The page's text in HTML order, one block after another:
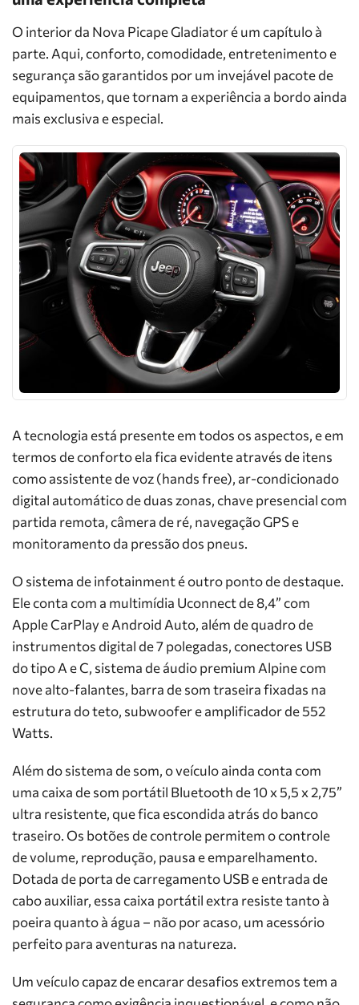
O interior da Nova Picape Gladiator é um capítulo à
parte. Aqui, conforto, comodidade, entretenimento e
segurança são garantidos por um invejável pacote de
equipamentos, que tornam a experiência a bordo ainda
mais exclusiva e especial.
A tecnologia está presente em todos os aspectos, e em
termos de conforto ela fica evidente através de itens
como assistente de voz (hands free), ar-condicionado
digital automático de duas zonas, chave presencial com
partida remota, câmera de ré, navegação GPS e
monitoramento da pressão dos pneus.
O sistema de infotainment é outro ponto de destaque.
Ele conta com a multimídia Uconnect de 8,4” com
Apple CarPlay e Android Auto, além de quadro de
instrumentos digital de 7 polegadas, conectores USB
do tipo A e C, sistema de áudio premium Alpine com
nove alto-falantes, barra de som traseira fixadas na
estrutura do teto, subwoofer e amplificador de 552
Watts.
Além do sistema de som, o veículo ainda conta com
uma caixa de som portátil Bluetooth de 10 x 5,5 x 2,75”
ultra resistente, que fica escondida atrás do banco
traseiro. Os botões de controle permitem o controle
de volume, reprodução, pausa e emparelhamento.
Dotada de porta de carregamento USB e entrada de
cabo auxiliar, essa caixa portátil extra resiste tanto à
poeira quanto à água – não por acaso, um acessório
perfeito para aventuras na natureza.
Um veículo capaz de encarar desafios extremos tem a